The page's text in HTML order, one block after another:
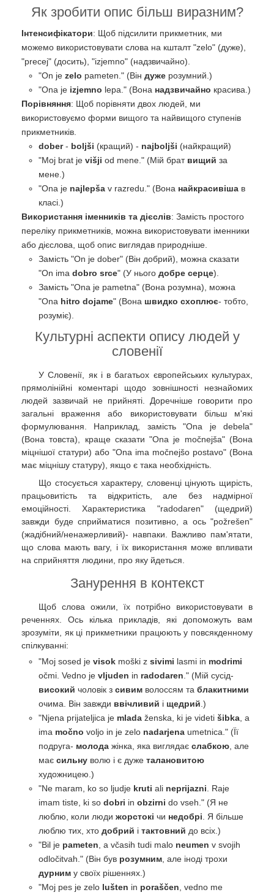
Як зробити опис більш виразним?
Інтенсифікатори: Щоб підсилити прикметник, ми
можемо використовувати слова на кшталт "zelo" (дуже),
"precej" (досить), "izjemno" (надзвичайно).
"On je zelo pameten." (Він дуже розумний.)
"Ona je izjemno lepa." (Вона надзвичайно красива.)
Порівняння: Щоб порівняти двох людей, ми
використовуємо форми вищого та найвищого ступенів
прикметників.
dober- boljši (кращий) - najboljši (найкращий)
"Moj brat je višji od mene." (Мій брат вищий за
мене.)
"Ona je najlepša v razredu." (Вона найкрасивіша в
класі.)
Використання іменників та дієслів: Замість простого
переліку прикметників, можна використовувати іменники
або дієслова, щоб опис виглядав природніше.
Замість "On je dober" (Він добрий), можна сказати
"On ima dobro srce" (У нього добре серце).
Замість "Ona je pametna" (Вона розумна), можна
"Ona hitro dojame" (Вона швидко схоплює- тобто,
розуміє).
Культурні аспекти опису людей у
словенії
У Словенії, як і в багатьох європейських культурах,
прямолінійні коментарі щодо зовнішності незнайомих
людей зазвичай не прийняті. Доречніше говорити про
загальні враження або використовувати більш м'які
формулювання. Наприклад, замість "Ona je debela"
(Вона товста), краще сказати "Ona je močnejša" (Вона
міцнішої статури) або "Ona ima močnejšo postavo" (Вона
має міцнішу статуру), якщо є така необхідність.
Що стосується характеру, словенці цінують щирість,
працьовитість та відкритість, але без надмірної
емоційності. Характеристика "radodaren" (щедрий)
завжди буде сприйматися позитивно, а ось "požrešen"
(жадібний/ненажерливий)- навпаки. Важливо пам'ятати,
що слова мають вагу, і їх використання може впливати
на сприйняття людини, про яку йдеться.
Занурення в контекст
Щоб слова ожили, їх потрібно використовувати в
реченнях. Ось кілька прикладів, які допоможуть вам
зрозуміти, як ці прикметники працюють у повсякденному
спілкуванні:
"Moj sosed je visok moški z sivimi lasmi in modrimi
očmi. Vedno je vljuden in radodaren ." (Мій сусід-
високий чоловік з сивим волоссям та блакитними
очима. Він завжди ввічливий і щедрий .)
"Njena prijateljica je mlada ženska, ki je videti šibka , a
ima močno voljo in je zelo nadarjena umetnica." (Її
подруга- молода жінка, яка виглядає слабкою , але
має сильну волю і є дуже талановитою
художницею.)
"Ne maram, ko so ljudje kruti ali neprijazni . Raje
imam tiste, ki so dobri in obzirni do vseh." (Я не
люблю, коли люди жорстокі чи недобрі . Я більше
люблю тих, хто добрий і тактовний до всіх.)
"Bil je pameten , a včasih tudi malo neumen v svojih
odločitvah." (Він був розумним , але іноді трохи
дурним у своїх рішеннях.)
"Moj pes je zelo lušten in poraščen , vedno me